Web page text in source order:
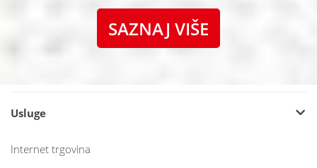
SAZNAJ VIŠE
Usluge
Internet trgovina